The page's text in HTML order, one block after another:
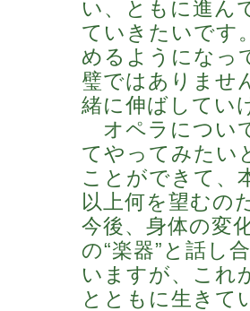
い、ともに進ん
ていきたいです
めるようになっ
璧ではありませ
緒に伸ばしてい
オペラについ
てやってみたい
ことができて、
以上何を望むの
今後、身体の変
の“楽器”と話し
いますが、これ
とともに生きて